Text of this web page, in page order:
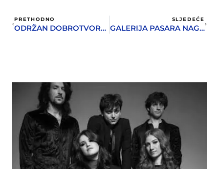
PRETHODNO
ODRŽAN DOBROTVORNI BAL POD MASKAMA U LAZURE HOTELU
SLJEDEĆE
GALERIJA PASARA NAGRAĐUJE